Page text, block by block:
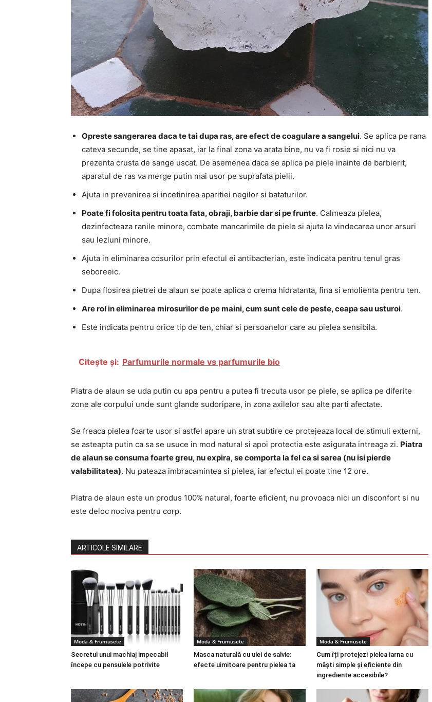
Opreste sangerarea daca te tai dupa ras, are efect de coagulare a sangelui. Se aplica pe rana
cateva secunde, se tine apasat, iar la final zona va arata bine, nu va fi rosie si nici nu va
prezenta crusta de sange uscat. De asemenea daca se aplica pe piele inainte de barbierit,
aparatul de ras va merge putin mai usor pe suprafata pielii.
Ajuta in prevenirea si incetinirea aparitiei negilor si bataturilor.
Poate fi folosita pentru toata fata, obraji, barbie dar si pe frunte. Calmeaza pielea,
dezinfecteaza ranile minore, combate mancarimile de piele si ajuta la vindecarea unor arsuri
sau leziuni minore.
Ajuta in eliminarea cosurilor prin efectul ei antibacterian, este indicata pentru tenul gras
seboreeic.
Dupa flosirea pietrei de alaun se poate aplica o crema hidratanta, fina si emolienta pentru ten.
Are rol in eliminarea mirosurilor de pe maini, cum sunt cele de peste, ceapa sau usturoi.
Este indicata pentru orice tip de ten, chiar si persoanelor care au pielea sensibila.
Citește și: Parfumurile normale vs parfumurile bio
Piatra de alaun se uda putin cu apa pentru a putea fi trecuta usor pe piele, se aplica pe diferite
zone ale corpului unde sunt glande sudoripare, in zona axilelor sau alte parti afectate.
Se freaca pielea foarte usor si astfel apare un strat subtire ce protejeaza local de stimuli externi,
se asteapta putin ca sa se usuce in mod natural si apoi protectia este asigurata intreaga zi. Piatra
de alaun se consuma foarte greu, nu expira, se comporta la fel ca si sarea (nu isi pierde
valabilitatea). Nu pateaza imbracamintea si pielea, iar efectul ei poate tine 12 ore.
Piatra de alaun este un produs 100% natural, foarte eficient, nu provoaca nici un disconfort si nu
este deloc nociva pentru corp.
ARTICOLE SIMILARE
Moda & Frumusete
Secretul unui machiaj impecabil
începe cu pensulele potrivite
Moda & Frumusete
Masca naturală cu ulei de salvie:
efecte uimitoare pentru pielea ta
Moda & Frumusete
Cum îți protejezi pielea iarna cu
măști simple și eficiente din
ingrediente accesibile?